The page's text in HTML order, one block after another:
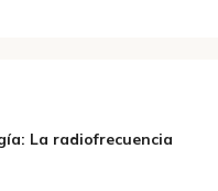
La radiofrecuencia